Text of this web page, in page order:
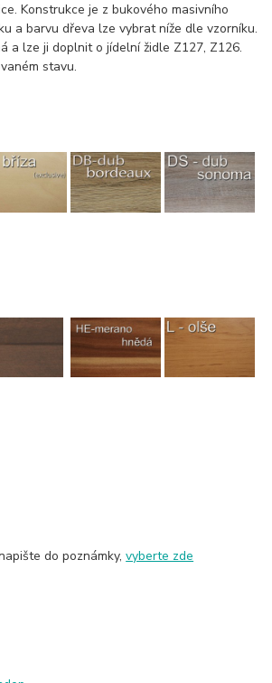
Konstrukce je z bukového masivního
a barvu dřeva lze vybrat níže dle vzorníku.
a lze ji doplnit o jídelní židle Z127, Z126.
stavu.
do poznámky,vyberte zde